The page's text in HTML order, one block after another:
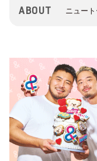
ABOUT ニュー